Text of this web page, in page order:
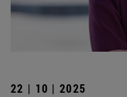
22 | 10 | 2025